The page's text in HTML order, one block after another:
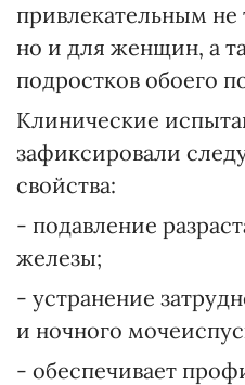
привлекательным
но и для женщин, а
подростков обоего
Клинические
зафиксировали
свойства:
- подавление
железы;
- устранение
и ночного
- обеспечивает